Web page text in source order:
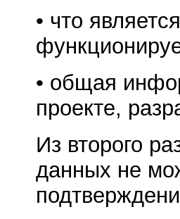
• что
• общая
проекте,
Из второго
данных не